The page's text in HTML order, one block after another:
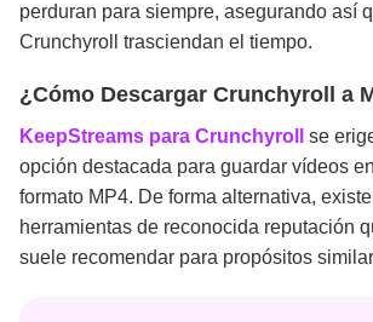
perduran para siempre, asegurando así
Crunchyroll trasciendan el tiempo.
¿Cómo Descargar Crunchyroll a
KeepStreams para Crunchyroll
se
opción destacada para guardar vídeos
formato MP4. De forma alternativa,
herramientas de reconocida reputación
suele recomendar para propósitos